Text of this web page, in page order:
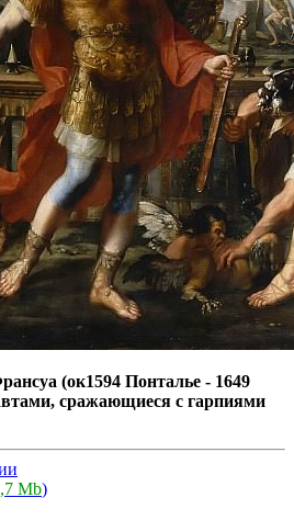
(ок1594 Понталье - 1649
сражающиеся с гарпиями
Mb)